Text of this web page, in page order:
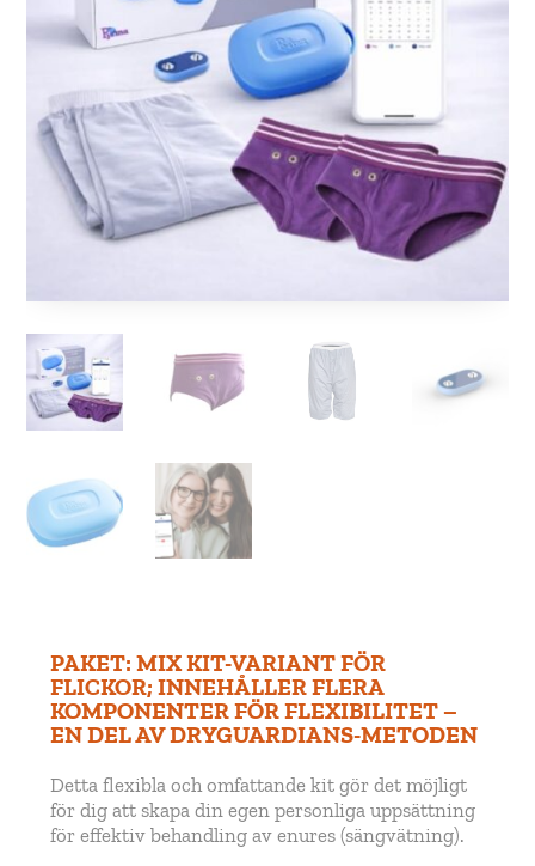
PAKET: MIX KIT-VARIANT FÖR
FLICKOR; INNEHÅLLER FLERA
KOMPONENTER FÖR FLEXIBILITET –
EN DEL AV DRYGUARDIANS-METODEN
Detta flexibla och omfattande kit gör det möjligt
för dig att skapa din egen personliga uppsättning
för effektiv behandling av enures (sängvätning).